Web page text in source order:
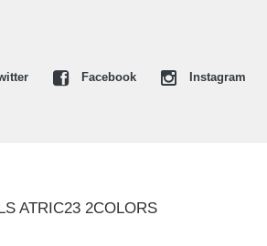
Facebook Instagram
ATRIC23 2COLORS